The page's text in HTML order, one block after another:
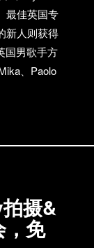
最佳英国专
新人则获得
国男歌手方
、Paolo
。 国际奖项
，你心里有
2月16日的
摄&
，免